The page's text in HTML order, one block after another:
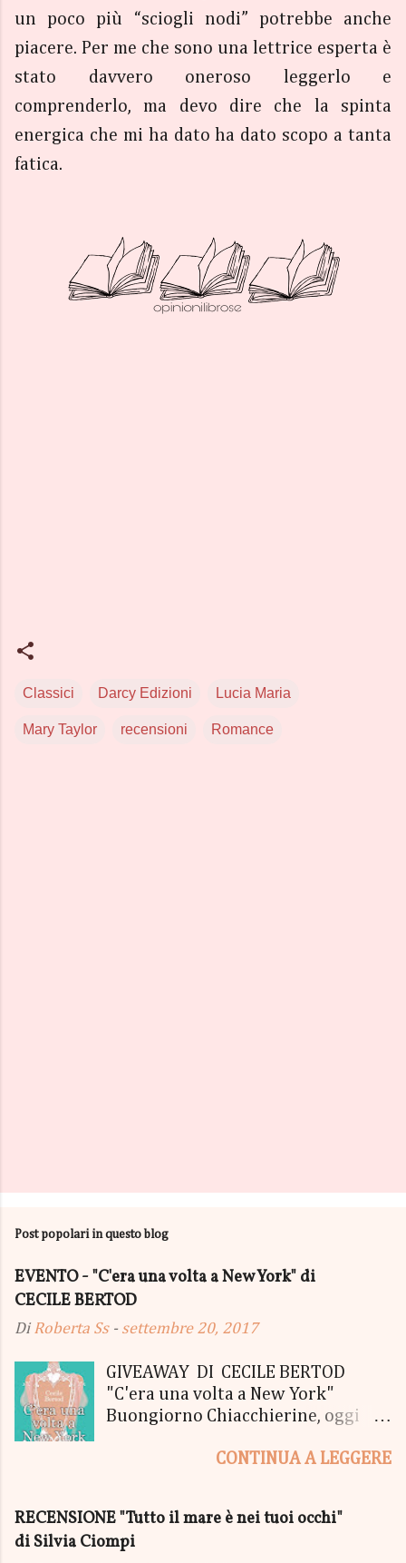
un poco più “sciogli nodi” potrebbe anche
piacere. Per me che sono una lettrice esperta è
stato davvero oneroso leggerlo e
comprenderlo, ma devo dire che la spinta
energica che mi ha dato ha dato scopo a tanta
fatica.
Classici Darcy Edizioni Lucia Maria
Mary Taylor recensioni Romance
Post popolari in questo blog
EVENTO - "C'era una volta a New York" di
CECILE BERTOD
DiRoberta Ss - settembre 20, 2017
GIVEAWAY DI CECILE BERTOD
"C'era una volta a New York"
Buongiorno Chiacchierine, oggi
lanciamo il SUPER MEGA GIVEAWAY
05 Ottobre di "C'era una volta a
New York", edito Newton Compton.
CONTINUA A LEGGERE
RECENSIONE "Tutto il mare è nei tuoi occhi"
di Silvia Ciompi